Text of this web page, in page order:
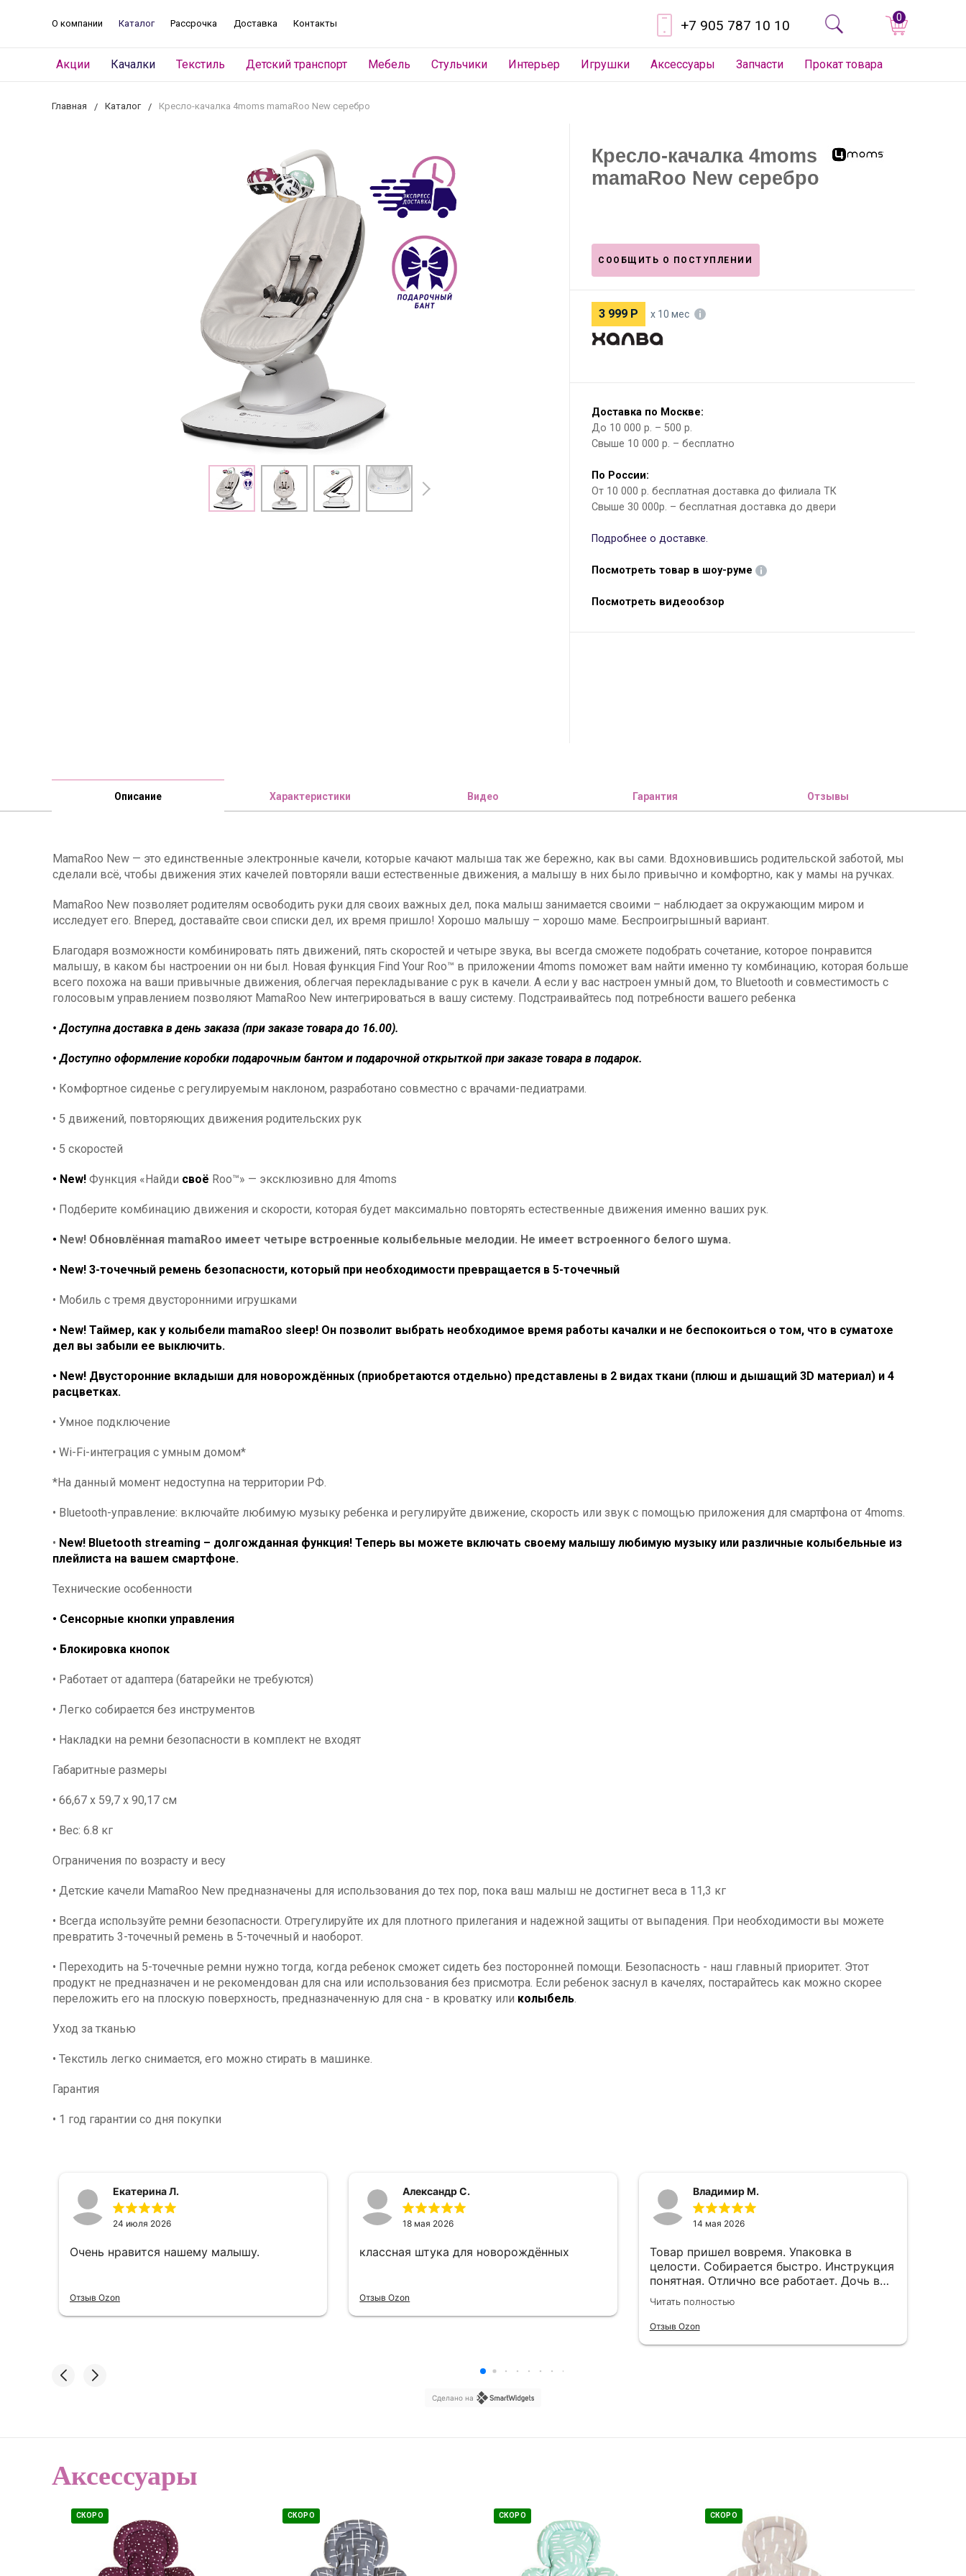
О компании Каталог Рассрочка Доставка Контакты +7 905 787 10 10 0
Акции Качалки Текстиль Детский транспорт Мебель Стульчики Интерьер Игрушки Аксессуары Запчасти Прокат товара
Главная Каталог Кресло-качалка 4moms mamaRoo New серебро
Кресло-качалка 4moms
mamaRoo New серебро
СООБЩИТЬ О ПОСТУПЛЕНИИ
3 999 Р х 10 мес
Доставка по Москве:
До 10 000 р. – 500 р.
Свыше 10 000 р. – бесплатно
По России:
От 10 000 р. бесплатная доставка до филиала ТК
Свыше 30 000р. – бесплатная доставка до двери
Подробнее о доставке.
Посмотреть товар в шоу-руме
Посмотреть видеообзор
Описание Характеристики Видео Гарантия Отзывы
MamaRoo New — это единственные электронные качели, которые качают малыша так же бережно, как вы сами. Вдохновившись родительской заботой, мы
сделали всё, чтобы движения этих качелей повторяли ваши естественные движения, а малышу в них было привычно и комфортно, как у мамы на ручках.
MamaRoo New позволяет родителям освободить руки для своих важных дел, пока малыш занимается своими – наблюдает за окружающим миром и
исследует его. Вперед, доставайте свои списки дел, их время пришло! Хорошо малышу – хорошо маме. Беспроигрышный вариант.
Благодаря возможности комбинировать пять движений, пять скоростей и четыре звука, вы всегда сможете подобрать сочетание, которое понравится
малышу, в каком бы настроении он ни был. Новая функция Find Your Roo™ в приложении 4moms поможет вам найти именно ту комбинацию, которая больше
всего похожа на ваши привычные движения, облегчая перекладывание с рук в качели. А если у вас настроен умный дом, то Bluetooth и совместимость с
голосовым управлением позволяют MamaRoo New интегрироваться в вашу систему. Подстраивайтесь под потребности вашего ребенка
• Доступна доставка в день заказа (при заказе товара до 16.00).
• Доступно оформление коробки подарочным бантом и подарочной открыткой при заказе товара в подарок.
• Комфортное сиденье с регулируемым наклоном, разработано совместно с врачами-педиатрами.
• 5 движений, повторяющих движения родительских рук
• 5 скоростей
• New!Функция «Найди своё Roo™» — эксклюзивно для 4moms
• Подберите комбинацию движения и скорости, которая будет максимально повторять естественные движения именно ваших рук.
• New! Обновлённая mamaRoo имеет четыре встроенные колыбельные мелодии. Не имеет встроенного белого шума.
• New! 3-точечный ремень безопасности, который при необходимости превращается в 5-точечный
• Мобиль с тремя двусторонними игрушками
• New! Таймер, как у колыбели mamaRoo sleep! Он позволит выбрать необходимое время работы качалки и не беспокоиться о том, что в суматохе
дел вы забыли ее выключить.
• New! Двусторонние вкладыши для новорождённых (приобретаются отдельно) представлены в 2 видах ткани (плюш и дышащий 3D материал) и 4
расцветках.
• Умное подключение
• Wi-Fi-интеграция с умным домом*
*На данный момент недоступна на территории РФ.
• Bluetooth-управление: включайте любимую музыку ребенка и регулируйте движение, скорость или звук с помощью приложения для смартфона от 4moms.
• New! Bluetooth streaming – долгожданнаяфункция! Теперь вы можете включать своему малышу любимую музыку или различные колыбельные из
плейлиста на вашем смартфоне.
Технические особенности
• Сенсорные кнопки управления
• Блокировка кнопок
• Работает от адаптера (батарейки не требуются)
• Легко собирается без инструментов
• Накладки на ремни безопасности в комплект не входят
Габаритные размеры
• 66,67 х 59,7 х 90,17 см
• Вес: 6.8 кг
Ограничения по возрасту и весу
• Детские качели MamaRoo New предназначены для использования до тех пор, пока ваш малыш не достигнет веса в 11,3 кг
• Всегда используйте ремни безопасности. Отрегулируйте их для плотного прилегания и надежной защиты от выпадения. При необходимости вы можете
превратить 3-точечный ремень в 5-точечный и наоборот.
• Переходить на 5-точечные ремни нужно тогда, когда ребенок сможет сидеть без посторонней помощи. Безопасность - наш главный приоритет. Этот
продукт не предназначен и не рекомендован для сна или использования без присмотра. Если ребенок заснул в качелях, постарайтесь как можно скорее
переложить его на плоскую поверхность, предназначенную для сна - в кроватку или колыбель.
Уход за тканью
• Текстиль легко снимается, его можно стирать в машинке.
Гарантия
• 1 год гарантии со дня покупки
Екатерина Л.
24 июля 2026
Очень нравится нашему малышу.
Отзыв Ozon
Александр С.
18 мая 2026
классная штука для новорождённых
Отзыв Ozon
Владимир М.
14 мая 2026
Товар пришел вовремя. Упаковка в
целости. Собирается быстро. Инструкция
понятная. Отлично все работает. Дочь в
восторге, у неё появилось свободное
время. Рекомендую к покупке.
Читать полностью
Отзыв Ozon
Сделано на
Аксессуары
СКОРО СКОРО СКОРО СКОРО